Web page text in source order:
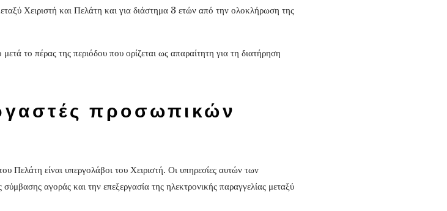
Χειριστή και Πελάτη και για διάστημα 3 ετών από την ολοκλήρωση της
το πέρας της περιόδου που ορίζεται ως απαραίτητη για τη διατήρηση
προσωπικών
Πελάτη είναι υπεργολάβοι του Χειριστή. Οι υπηρεσίες αυτών των
αγοράς και την επεξεργασία της ηλεκτρονικής παραγγελίας μεταξύ